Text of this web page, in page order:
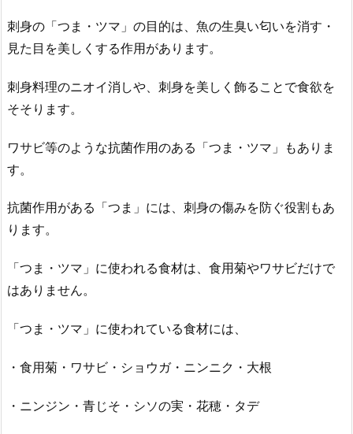
刺身の「つま・ツマ」の目的は、魚の生臭い匂いを消す・
見た目を美しくする作用があります。
刺身料理のニオイ消しや、刺身を美しく飾ることで食欲を
そそります。
ワサビ等のような抗菌作用のある「つま・ツマ」もありま
す。
抗菌作用がある「つま」には、刺身の傷みを防ぐ役割もあ
ります。
「つま・ツマ」に使われる食材は、食用菊やワサビだけで
はありません。
「つま・ツマ」に使われている食材には、
・食用菊・ワサビ・ショウガ・ニンニク・大根
・ニンジン・青じそ・シソの実・花穂・タデ